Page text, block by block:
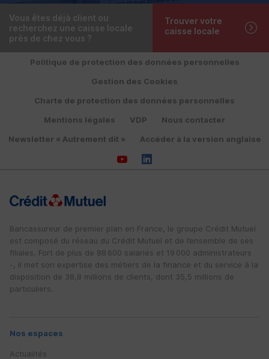
Vous êtes déjà client ou
recherchez une caisse locale
près de chez vous ?
Trouver votre
caisse locale
Politique de protection des données personnelles
Gestion des Cookies
Charte de protection des données personnelles
Mentions légales
VDP
Nous contacter
Newsletter « Autrement dit »
Accéder à la version anglaise
Bancassureur de premier plan en France, le groupe Crédit Mutuel
est composé du réseau du Crédit Mutuel et de l’ensemble de ses
filiales. Fort de plus de 88 600 salariés et 19 000 administrateurs
-, il met son expertise des métiers de la finance et du service à la
disposition de 38,8 millions de clients, dont 35,5 millions de
particuliers.
Nos espaces
Actualités